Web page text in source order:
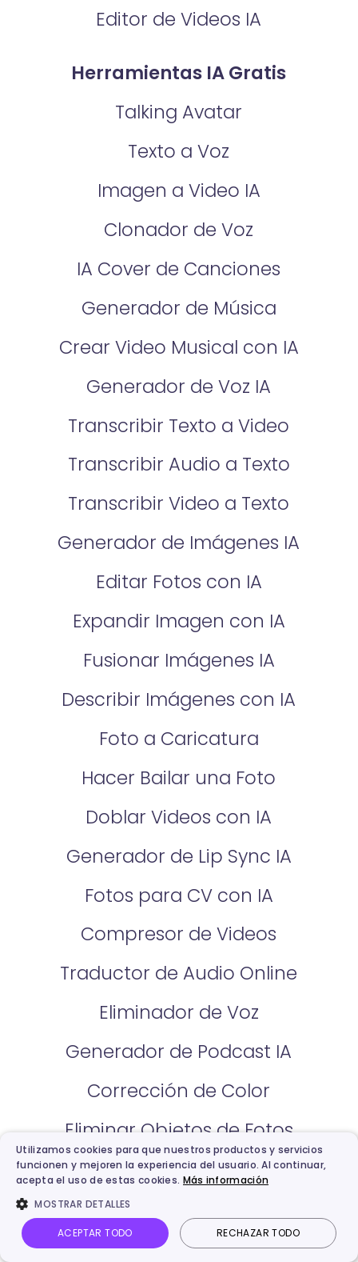
Editor de Videos IA
Herramientas IA Gratis
Talking Avatar
Texto a Voz
Imagen a Video IA
Clonador de Voz
IA Cover de Canciones
Generador de Música
Crear Video Musical con IA
Generador de Voz IA
Transcribir Texto a Video
Transcribir Audio a Texto
Transcribir Video a Texto
Generador de Imágenes IA
Editar Fotos con IA
Expandir Imagen con IA
Fusionar Imágenes IA
Describir Imágenes con IA
Foto a Caricatura
Hacer Bailar una Foto
Doblar Videos con IA
Generador de Lip Sync IA
Fotos para CV con IA
Compresor de Videos
Traductor de Audio Online
Eliminador de Voz
Generador de Podcast IA
Corrección de Color
Eliminar Objetos de Fotos
Cambiador de Ropa IA
Calculadora de Belleza
Generador de Bebés IA
Utilizamos cookies para que nuestros productos y servicios
funcionen y mejoren la experiencia del usuario. Al continuar,
acepta el uso de estas cookies. Más información
MOSTRAR DETALLES
ACEPTAR TODO RECHAZAR TODO